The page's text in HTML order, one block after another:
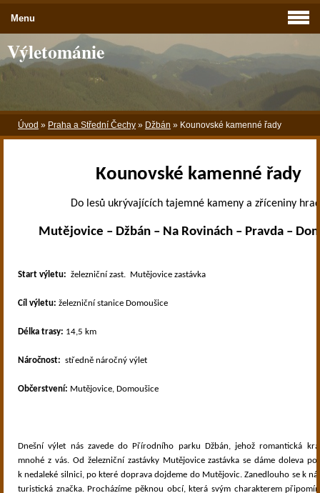
Výletománie
Úvod » Praha a Střední Čechy » Džbán » Kounovské kamenné řady
Kounovské kamenné řady
Do lesů ukrývajících tajemné kameny a zříceniny
Mutějovice – Džbán – Na Rovinách – Pravda –
Start výletu: železniční zast. Mutějovice zastávka
Cíl výletu: železniční stanice Domoušice
Délka trasy: 14,5 km
Náročnost: středně náročný výlet
Občerstvení: Mutějovice, Domoušice
Dnešní výlet nás zavede do Přírodního parku Džbán, jehož romantická
mnohé z vás. Od železniční zastávky Mutějovice zastávka se dáme doleva
k nedaleké silnici, po které doprava dojdeme do Mutějovic. Zanedlouho se k
turistická značka. Procházíme pěknou obcí, která svým charakterem
Menu